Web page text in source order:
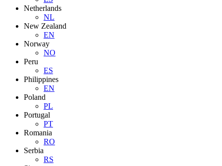
Netherlands
NL
New Zealand
EN
Norway
NO
Peru
ES
Philippines
EN
Poland
PL
Portugal
PT
Romania
RO
Serbia
RS